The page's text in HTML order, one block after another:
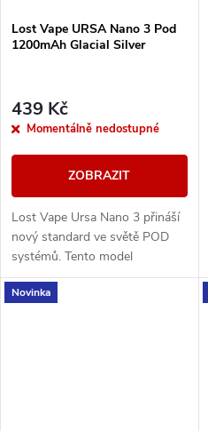
Lost Vape URSA Nano 3 Pod
1200mAh Glacial Silver
439 Kč
Momentálně nedostupné
ZOBRAZIT
Lost Vape Ursa Nano 3 přináší
nový standard ve světě POD
systémů. Tento model
kombinuje elegantní design s
precizním zpracováním a
Novinka